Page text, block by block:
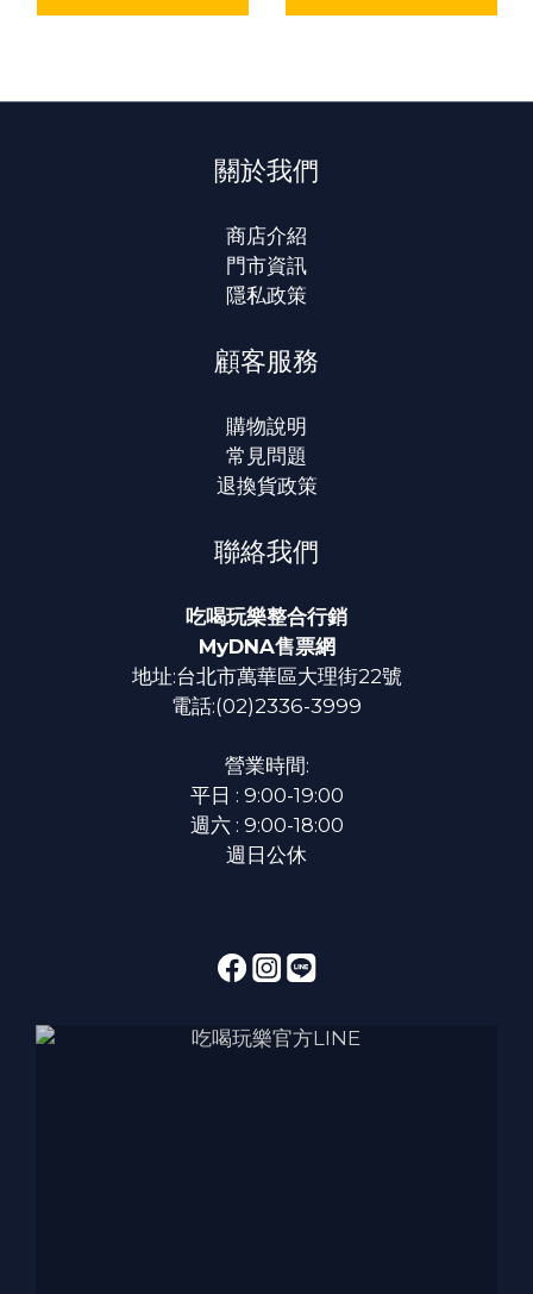
關於我們
商店介紹
門市資訊
隱私政策
顧客服務
購物說明
常見問題
退換貨政策
聯絡我們
吃喝玩樂整合行銷
MyDNA售票網
地址:台北市萬華區大理街22號
電話:(02)2336-3999
營業時間:
平日 : 9:00-19:00
週六 : 9:00-18:00
週日公休